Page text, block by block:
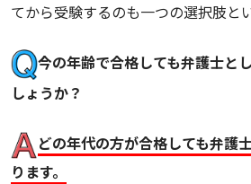
てから受験するのも一つの選択肢と
今の年齢で合格しても弁護士と
しょうか？
どの年代の方が合格しても弁護
ります。